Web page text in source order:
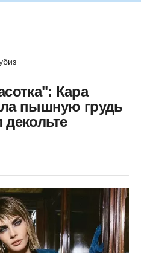
Кара
пышную грудь